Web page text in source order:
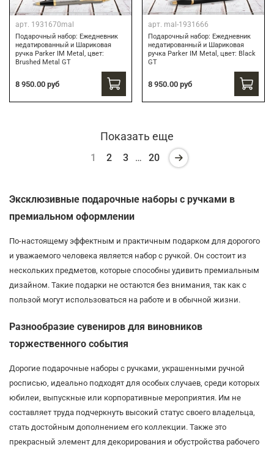
арт. 1931670mal
Подарочный набор: Ежедневник
недатированный и Шариковая
ручка Parker IM Metal, цвет:
Brushed Metal GT
8 950.00 руб
арт. mal-1931666
Подарочный набор: Ежедневник
недатированный и Шариковая
ручка Parker IM Metal, цвет: Black
GT
8 950.00 руб
Показать еще
1 2 3 … 20
Эксклюзивные подарочные наборы с ручками в
премиальном оформлении
По-настоящему эффектным и практичным подарком для дорогого
и уважаемого человека является набор с ручкой. Он состоит из
нескольких предметов, которые способны удивить премиальным
дизайном. Такие подарки не остаются без внимания, так как с
пользой могут использоваться на работе и в обычной жизни.
Разнообразие сувениров для виновников
торжественного события
Дорогие подарочные наборы с ручками, украшенными ручной
росписью, идеально подходят для особых случаев, среди которых
юбилеи, выпускные или корпоративные мероприятия. Им не
составляет труда подчеркнуть высокий статус своего владельца,
стать достойным дополнением его коллекции. Также это
прекрасный элемент для декорирования и обустройства рабочего